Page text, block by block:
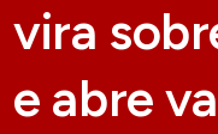
vira
e abre